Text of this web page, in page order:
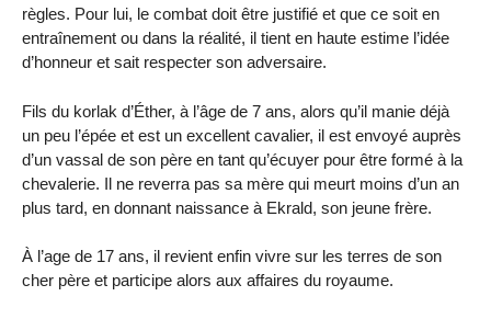
règles. Pour lui, le combat doit être justifié et que ce soit en
entraînement ou dans la réalité, il tient en haute estime l’idée
d’honneur et sait respecter son adversaire.
Fils du korlak d’Éther, à l’âge de 7 ans, alors qu’il manie déjà
un peu l’épée et est un excellent cavalier, il est envoyé auprès
d’un vassal de son père en tant qu’écuyer pour être formé à la
chevalerie. Il ne reverra pas sa mère qui meurt moins d’un an
plus tard, en donnant naissance à Ekrald, son jeune frère.
À l’age de 17 ans, il revient enfin vivre sur les terres de son
cher père et participe alors aux affaires du royaume.